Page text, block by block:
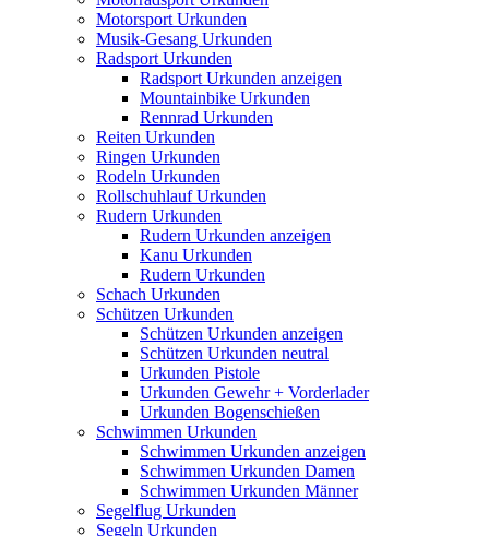
Motorsport Urkunden
Musik-Gesang Urkunden
Radsport Urkunden
Radsport Urkunden anzeigen
Mountainbike Urkunden
Rennrad Urkunden
Reiten Urkunden
Ringen Urkunden
Rodeln Urkunden
Rollschuhlauf Urkunden
Rudern Urkunden
Rudern Urkunden anzeigen
Kanu Urkunden
Rudern Urkunden
Schach Urkunden
Schützen Urkunden
Schützen Urkunden anzeigen
Schützen Urkunden neutral
Urkunden Pistole
Urkunden Gewehr + Vorderlader
Urkunden Bogenschießen
Schwimmen Urkunden
Schwimmen Urkunden anzeigen
Schwimmen Urkunden Damen
Schwimmen Urkunden Männer
Segelflug Urkunden
Segeln Urkunden